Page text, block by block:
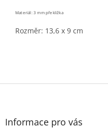
Materiál: 3 mm překližka
Rozměr: 13,6 x 9 cm
Z
Informace pro vás